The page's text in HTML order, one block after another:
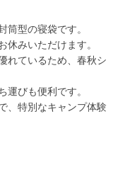
筒型の寝袋です。
休みいただけます。
れているため、春秋シ
運びも便利です。
、特別なキャンプ体験